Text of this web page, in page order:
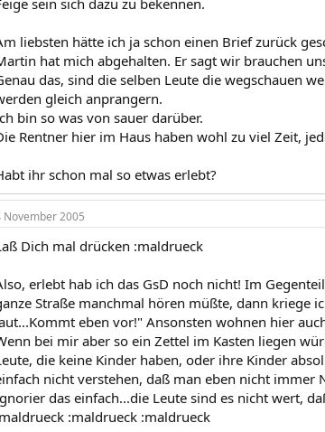
sein sich dazu zu bekennen.
liebsten hätte ich ja schon einen Brief zurück
hat mich abgehalten. Er sagt wir brauchen
das, sind die selben Leute die wegschauen
gleich anprangern.
bin so was von sauer darüber.
Rentner hier im Haus haben wohl zu viel Zeit,
ihr schon mal so etwas erlebt?
November 2005
Dich mal drücken :maldrueck
erlebt hab ich das GsD noch nicht! Im
Straße manchmal hören müßte, dann kriege
eben vor!" Ansonsten wohnen hier
bei mir aber so ein Zettel im Kasten liegen
die keine Kinder haben, oder ihre Kinder
nicht verstehen, daß man eben nicht immer
das einfach...die Leute sind es nicht wert,
:maldrueck :maldrueck